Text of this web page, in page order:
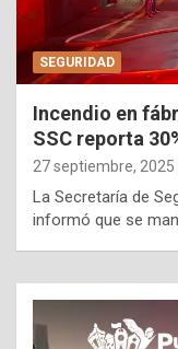
SEGURIDAD
Incendio en
SSC reporta
27 septiembre, 2025
La Secretaría de
informó que se